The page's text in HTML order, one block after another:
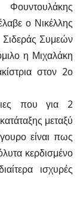
ο Νικέλλης
Σιδεράς Συμεών
η Μιχαλάκη
στον 2ο
που για 2
μεταξύ
είναι πως
κερδισμένο
ισχυρές